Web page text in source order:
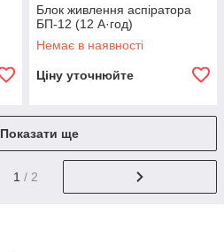
Блок живлення аспіратора
БП-12 (12 А·год)
Немає в наявності
Ціну уточнюйте
Показати ще
1 / 2